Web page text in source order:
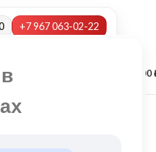
+7 967 063-02-22
0,00